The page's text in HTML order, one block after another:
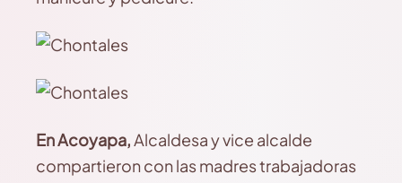
En Acoyapa,Alcaldesa y vice alcalde
compartieron con las madres trabajadoras